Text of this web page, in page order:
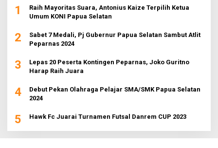
1
Raih Mayoritas Suara, Antonius Kaize Terpilih Ketua
Umum KONI Papua Selatan
2
Sabet 7 Medali, Pj Gubernur Papua Selatan Sambut Atlit
Peparnas 2024
3
Lepas 20 Peserta Kontingen Peparnas, Joko Guritno
Harap Raih Juara
4
Debut Pekan Olahraga Pelajar SMA/SMK Papua Selatan
2024
5 Hawk Fc Juarai Turnamen Futsal Danrem CUP 2023